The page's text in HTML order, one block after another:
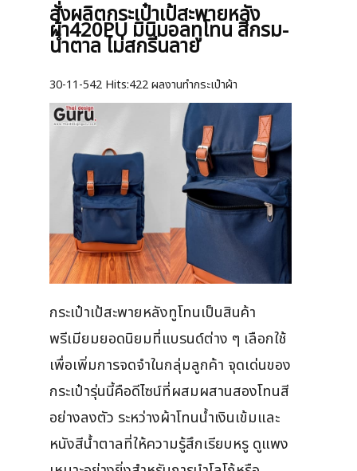
สั่งผลิตกระเป๋าเป้สะพายหลัง
ผ้า420PU มินิมอลทูโทน สีกรม-
น้ำตาล ไม่สกรีนลาย
30-11-542 Hits:422 ผลงานทำกระเป๋าผ้า
กระเป๋าเป้สะพายหลังทูโทนเป็นสินค้า
พรีเมียมยอดนิยมที่แบรนด์ต่าง ๆ เลือกใช้
เพื่อเพิ่มการจดจำในกลุ่มลูกค้า จุดเด่นของ
กระเป๋ารุ่นนี้คือดีไซน์ที่ผสมผสานสองโทนสี
อย่างลงตัว ระหว่างผ้าโทนน้ำเงินเข้มและ
หนังสีน้ำตาลที่ให้ความรู้สึกเรียบหรู ดูแพง